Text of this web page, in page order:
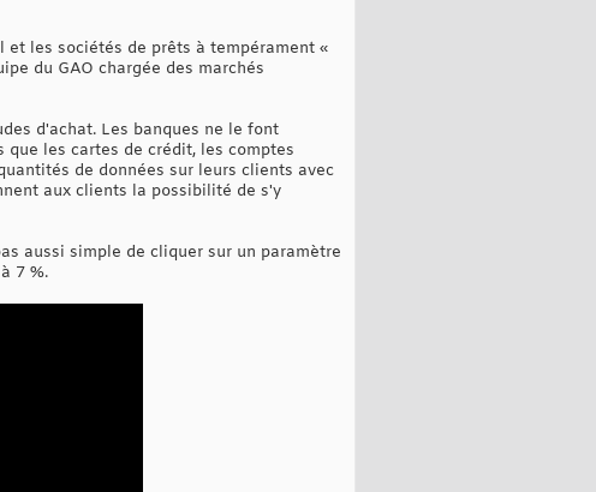
les sociétés de prêts à tempérament «
du GAO chargée des marchés
d'achat. Les banques ne le font
les cartes de crédit, les comptes
de données sur leurs clients avec
aux clients la possibilité de s'y
aussi simple de cliquer sur un paramètre
7 %.